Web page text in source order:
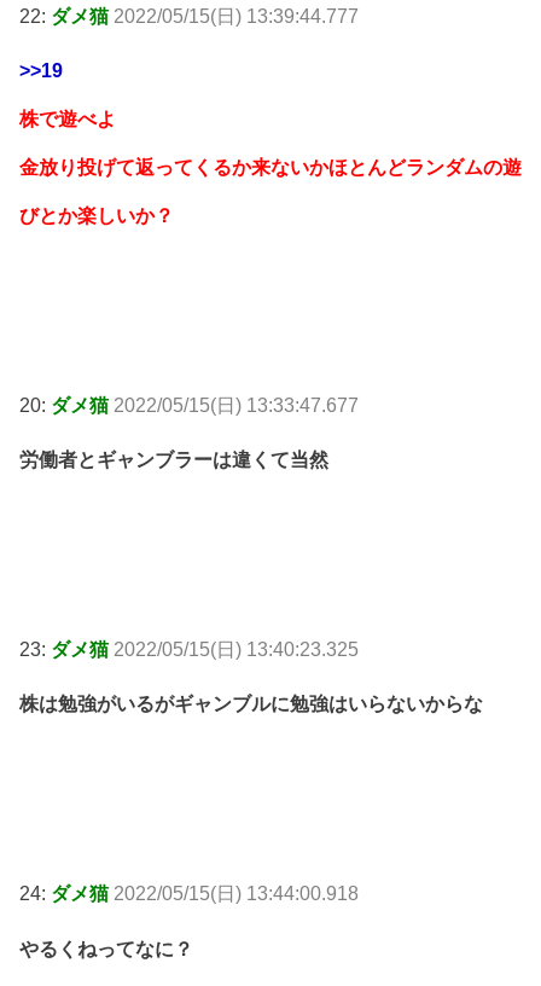
22: ダメ猫 2022/05/15(日) 13:39:44.777
>>19
株で遊べよ
金放り投げて返ってくるか来ないかほとんどランダムの遊
びとか楽しいか？
20: ダメ猫 2022/05/15(日) 13:33:47.677
労働者とギャンブラーは違くて当然
23: ダメ猫 2022/05/15(日) 13:40:23.325
株は勉強がいるがギャンブルに勉強はいらないからな
24: ダメ猫 2022/05/15(日) 13:44:00.918
やるくねってなに？